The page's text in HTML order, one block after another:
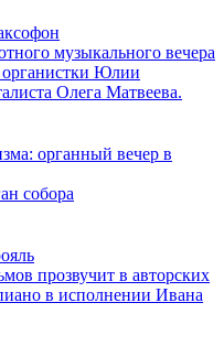
музыкального вечера
органистки Юлии
Олега Матвеева.
органный вечер в
собора
прозвучит в авторских
в исполнении Ивана